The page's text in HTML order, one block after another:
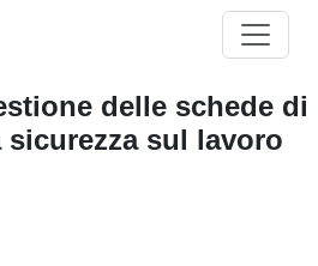
delle schede di
sicurezza sul lavoro